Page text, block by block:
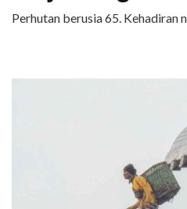
Perhutan berusia 65. Kehadiran